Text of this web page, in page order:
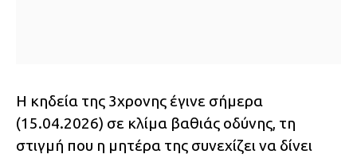
Η κηδεία της 3χρονης έγινε σήμερα
(15.04.2026) σε κλίμα βαθιάς οδύνης, τη
στιγμή που η μητέρα της συνεχίζει να δίνει